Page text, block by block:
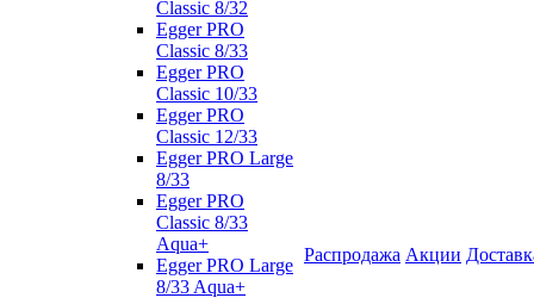
Classic 8/32
Egger PRO
Classic 8/33
Egger PRO
Classic 10/33
Egger PRO
Classic 12/33
Egger PRO Large
8/33
Egger PRO
Classic 8/33
Aqua+
Egger PRO Large
8/33 Aqua+
Распродажа Акции